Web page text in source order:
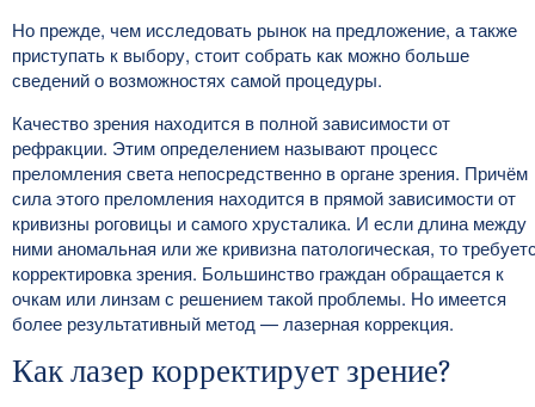
Но прежде, чем исследовать рынок на предложение, а также
приступать к выбору, стоит собрать как можно больше
сведений о возможностях самой процедуры.
Качество зрения находится в полной зависимости от
рефракции. Этим определением называют процесс
преломления света непосредственно в органе зрения. Причём
сила этого преломления находится в прямой зависимости от
кривизны роговицы и самого хрусталика. И если длина между
ними аномальная или же кривизна патологическая, то
корректировка зрения. Большинство граждан обращается к
очкам или линзам с решением такой проблемы. Но имеется
более результативный метод — лазерная коррекция.
Как лазер корректирует зрение?